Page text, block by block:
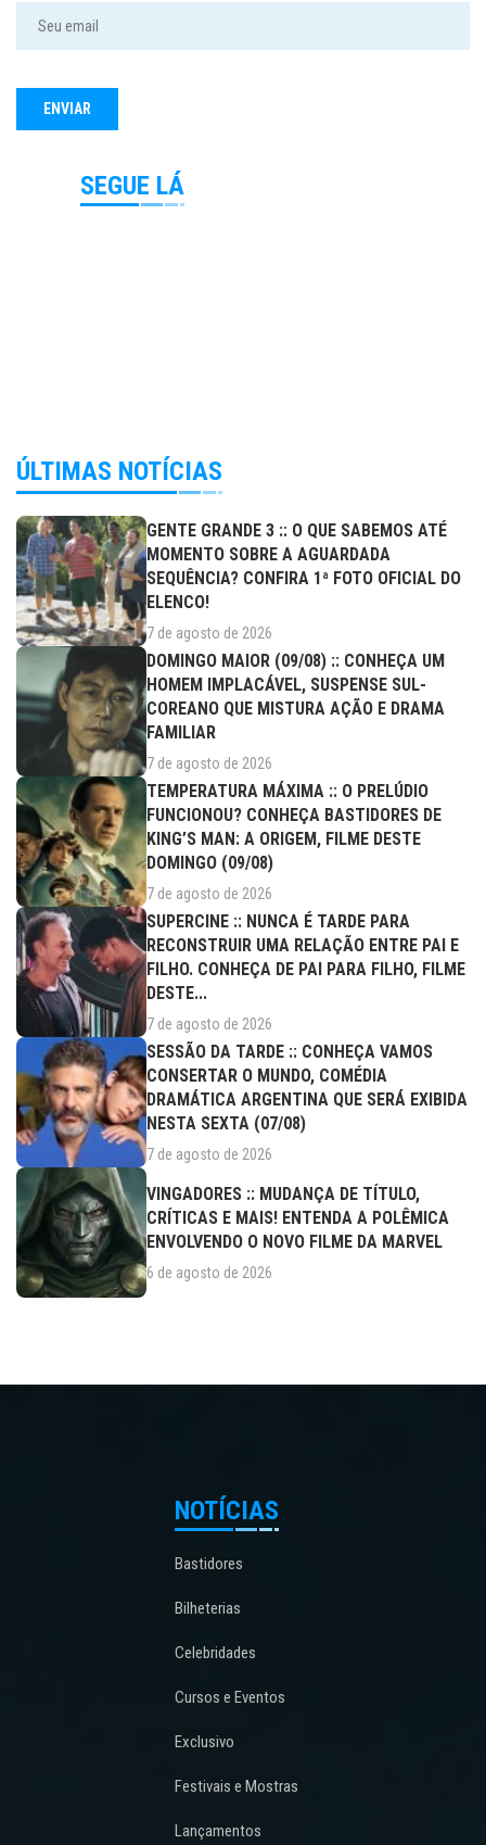
SEGUE LÁ
ÚLTIMAS NOTÍCIAS
GENTE GRANDE 3 :: O QUE SABEMOS ATÉ
MOMENTO SOBRE A AGUARDADA
SEQUÊNCIA? CONFIRA 1ª FOTO OFICIAL DO
ELENCO!
7 de agosto de 2026
DOMINGO MAIOR (09/08) :: CONHEÇA UM
HOMEM IMPLACÁVEL, SUSPENSE SUL-
COREANO QUE MISTURA AÇÃO E DRAMA
FAMILIAR
7 de agosto de 2026
TEMPERATURA MÁXIMA :: O PRELÚDIO
FUNCIONOU? CONHEÇA BASTIDORES DE
KING’S MAN: A ORIGEM, FILME DESTE
DOMINGO (09/08)
7 de agosto de 2026
SUPERCINE :: NUNCA É TARDE PARA
RECONSTRUIR UMA RELAÇÃO ENTRE PAI E
FILHO. CONHEÇA DE PAI PARA FILHO, FILME
DESTE...
7 de agosto de 2026
SESSÃO DA TARDE :: CONHEÇA VAMOS
CONSERTAR O MUNDO, COMÉDIA
DRAMÁTICA ARGENTINA QUE SERÁ EXIBIDA
NESTA SEXTA (07/08)
7 de agosto de 2026
VINGADORES :: MUDANÇA DE TÍTULO,
CRÍTICAS E MAIS! ENTENDA A POLÊMICA
ENVOLVENDO O NOVO FILME DA MARVEL
6 de agosto de 2026
NOTÍCIAS
Bastidores
Bilheterias
Celebridades
Cursos e Eventos
Exclusivo
Festivais e Mostras
Lançamentos